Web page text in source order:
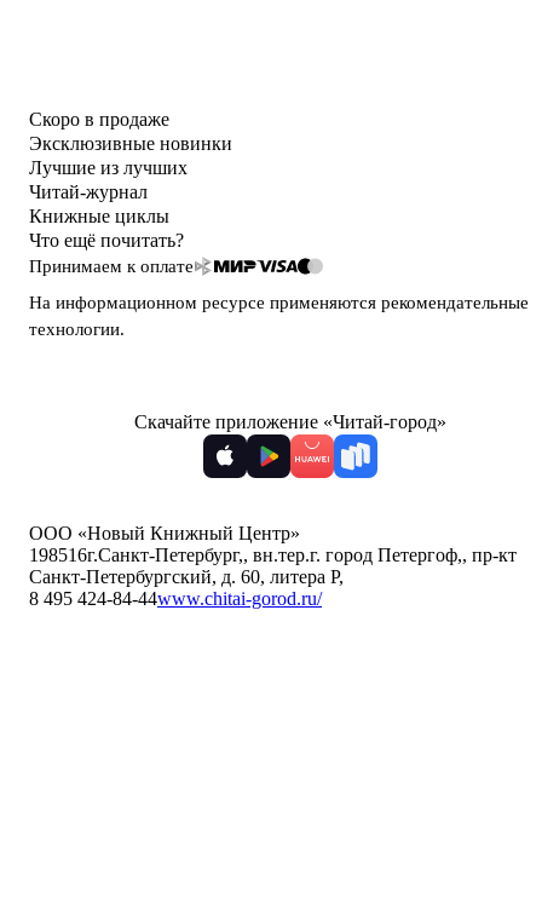
Скоро в продаже
Эксклюзивные новинки
Лучшие из лучших
Читай-журнал
Книжные циклы
Что ещё почитать?
Принимаем к оплате
На информационном ресурсе применяются рекомендательные
технологии.
Скачайте приложение «Читай-город»
ООО «Новый Книжный Центр»
198516г.Санкт-Петербург,, вн.тер.г. город Петергоф,, пр-кт
Санкт-Петербургский, д. 60, литера Р,
8 495 424-84-44www.chitai-gorod.ru/